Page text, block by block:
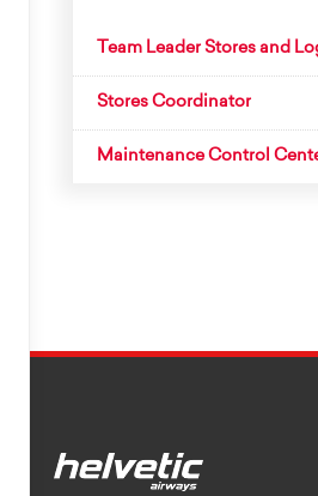
Team Leader Stores and
Stores Coordinator
Maintenance Control